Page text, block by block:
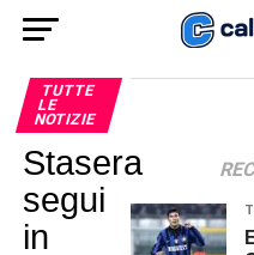
TUTTE
LE
NOTIZIE
Stasera
segui
in